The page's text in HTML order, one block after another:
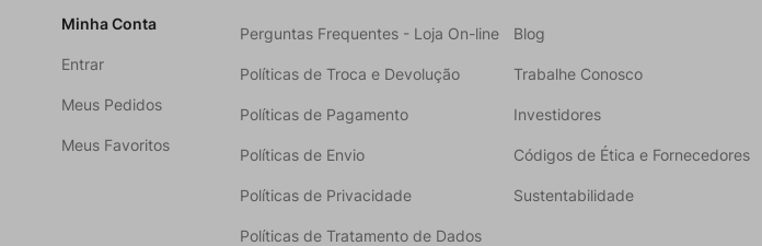
Minha Conta
Entrar
Meus Pedidos
Meus Favoritos
Perguntas Frequentes - Loja On-line
Políticas de Troca e Devolução
Políticas de Pagamento
Políticas de Envio
Políticas de Privacidade
Políticas de Tratamento de Dados
Blog
Trabalhe Conosco
Investidores
Códigos de Ética e Fornecedores
Sustentabilidade